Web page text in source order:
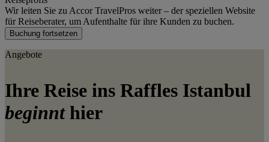
Wir leiten Sie zu Accor TravelPros weiter – der speziellen Website
für Reiseberater, um Aufenthalte für ihre Kunden zu buchen.
Buchung fortsetzen
Angebote
Ihre Reise ins Raffles Istanbul
beginnt hier